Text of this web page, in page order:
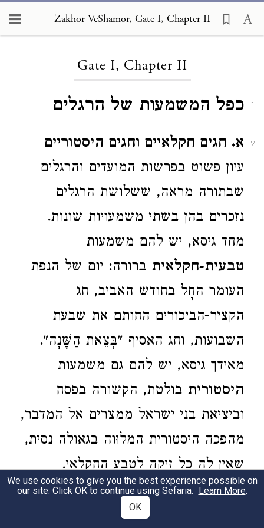
Zakhor VeShamor, Gate I, Chapter II
Gate I, Chapter II
1 כפל המשמעות של הרגלים
2
א. חגים חקלאיים וחגים היסטוריים
עיון פשוט בפרשות המועדים והרגלים
שבתורה מראה, ששלושת הרגלים
נזכרים בהן בשתי משמעויות שונות.
מחד גיסא, יש להם משמעות
טבעית-חקלאית ברורה: יום של הנפת
העומר החָל בחודש האביב, חג
הקציר-הביכורים החותם את שבעת
השבועות, וחג האסיף "בְּצֵאת הַשָּׁנָה".
מאידך גיסא, יש להם גם משמעות
היסטורית בולטת, הקשורה בפסח
וביציאת בני ישראל ממצרים אל המדבר,
מהפכה היסטורית המלוּוה בגאולה נסית,
שאין לה כל זיקה לטבע החקלאי.
כפילות זו בולטת במיוחד בחלקה האחרון
We use cookies to give you the best experience possible on
our site. Click OK to continue using Sefaria. Learn More.
OK